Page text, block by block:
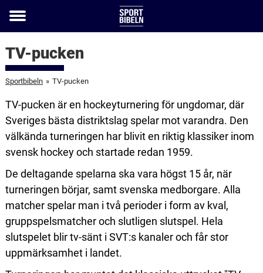
Toggle
TV-pucken
Sportbibeln » TV-pucken
TV-pucken är en hockeyturnering för ungdomar, där
Sveriges bästa distriktslag spelar mot varandra. Den
välkända turneringen har blivit en riktig klassiker inom
svensk hockey och startade redan 1959.
De deltagande spelarna ska vara högst 15 år, när
turneringen börjar, samt svenska medborgare. Alla
matcher spelar man i två perioder i form av kval,
gruppspelsmatcher och slutligen slutspel. Hela
slutspelet blir tv-sänt i SVT:s kanaler och får stor
uppmärksamhet i landet.